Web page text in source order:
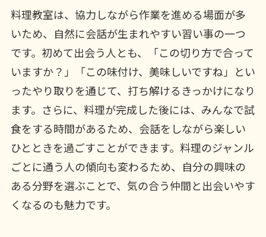
料理教室は、協力しながら作業を進める場面が多
いため、自然に会話が生まれやすい習い事の一つ
です。初めて出会う人とも、「この切り方で合って
いますか？」「この味付け、美味しいですね」とい
ったやり取りを通じて、打ち解けるきっかけになり
ます。さらに、料理が完成した後には、みんなで試
食をする時間があるため、会話をしながら楽しい
ひとときを過ごすことができます。料理のジャンル
ごとに通う人の傾向も変わるため、自分の興味の
ある分野を選ぶことで、気の合う仲間と出会いやす
くなるのも魅力です。